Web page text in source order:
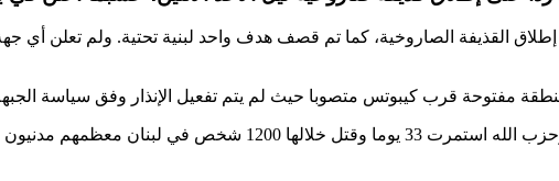
القذيفة الصاروخية، كما تم قصف هدف واحد لبنية تحتية. ولم تعلن أي
مفتوحة قرب كيبوتس متصوبا حيث لم يتم تفعيل الإنذار وفق سياسة الجبهة